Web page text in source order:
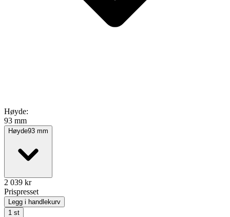
Høyde:
93 mm
Høyde93 mm
2 039 kr
Prispresset
Legg i handlekurv
1 st